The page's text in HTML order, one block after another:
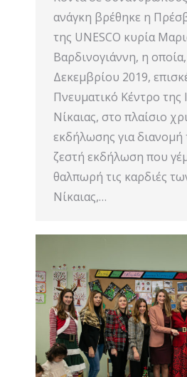
ανάγκη βρέθηκε η
της UNESCO κυρία
Βαρδινογιάννη, η
Δεκεμβρίου 2019,
Πνευματικό Κέντρο
Νίκαιας, στο πλαίσιο
εκδήλωσης για διανομή
ζεστή εκδήλωση που
θαλπωρή τις καρδιές
Νίκαιας,…